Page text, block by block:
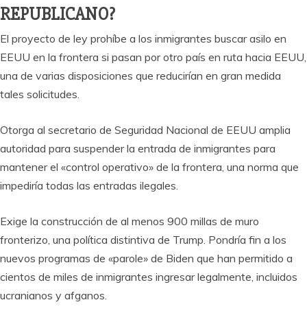
REPUBLICANO?
El proyecto de ley prohíbe a los inmigrantes buscar asilo en
EEUU en la frontera si pasan por otro país en ruta hacia EEUU,
una de varias disposiciones que reducirían en gran medida
tales solicitudes.
Otorga al secretario de Seguridad Nacional de EEUU amplia
autoridad para suspender la entrada de inmigrantes para
mantener el «control operativo» de la frontera, una norma que
impediría todas las entradas ilegales.
Exige la construcción de al menos 900 millas de muro
fronterizo, una política distintiva de Trump. Pondría fin a los
nuevos programas de «parole» de Biden que han permitido a
cientos de miles de inmigrantes ingresar legalmente, incluidos
ucranianos y afganos.